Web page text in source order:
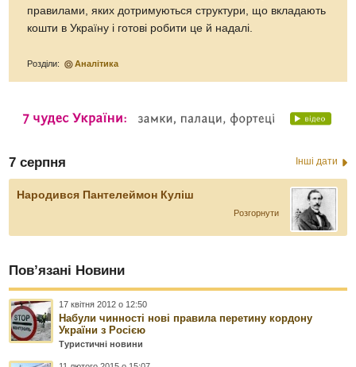
правилами, яких дотримуються структури, що вкладають
кошти в Україну і готові робити це й надалі.
Розділи: Аналітика
7 серпня Інші дати
Народився Пантелеймон Куліш
Розгорнути
Пов’язані Новини
17 квітня 2012 о 12:50
Набули чинності нові правила перетину кордону
України з Росією
Туристичні новини